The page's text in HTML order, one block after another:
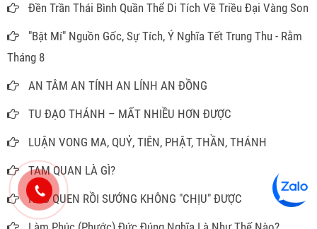
Đền Trần Thái Bình Quần Thể Di Tích Về Triều Đại Vàng Son
"Bật Mí" Nguồn Gốc, Sự Tích, Ý Nghĩa Tết Trung Thu - Rằm
Tháng 8
AN TÂM AN TÍNH AN LÍNH AN ĐỒNG
TU ĐẠO THÁNH – MẤT NHIỀU HƠN ĐƯỢC
LUẬN VONG MA, QUỶ, TIÊN, PHẬT, THẦN, THÁNH
TAM QUAN LÀ GÌ?
KHỔ QUEN RỒI SƯỚNG KHÔNG "CHỊU" ĐƯỢC